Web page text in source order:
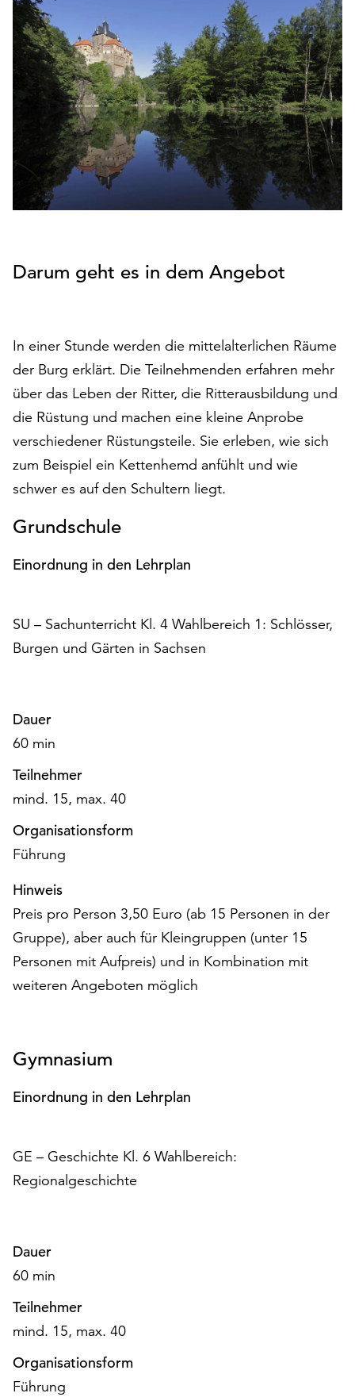
den
Betrieb
der
Seite
notwendig
sind
(funktionale
Cookies),
sowie
solche,
lediglich
Statistikzwecken
Sie
auf
„Alle
akzeptieren“,
um
alle
Cookies
akzeptieren.
Sie
können
Ihr
Einverständnis
und
widerrufen.
am
Ende
Seite
die
Schaltfläche
„Cookie-
Einstellungen“
zur
Verfügung.
Funktionale
Cookies
werden
auch
Ihr
Sie
Cookies
erreichen
über
die
„Auswählen“.
Informationen
finden
Darum geht es in dem Angebot
In einer Stunde werden die mittelalterlichen Räume
der Burg erklärt. Die Teilnehmenden erfahren mehr
über das Leben der Ritter, die Ritterausbildung und
die Rüstung und machen eine kleine Anprobe
verschiedener Rüstungsteile. Sie erleben, wie sich
zum Beispiel ein Kettenhemd anfühlt und wie
schwer es auf den Schultern liegt.
Grundschule
Einordnung in den Lehrplan
SU – Sachunterricht Kl. 4 Wahlbereich 1: Schlösser,
Burgen und Gärten in Sachsen
Dauer
60 min
Teilnehmer
mind. 15, max. 40
Organisationsform
Führung
Hinweis
Preis pro Person 3,50 Euro (ab 15 Personen in der
Gruppe), aber auch für Kleingruppen (unter 15
Personen mit Aufpreis) und in Kombination mit
weiteren Angeboten möglich
Gymnasium
Einordnung in den Lehrplan
GE – Geschichte Kl. 6 Wahlbereich:
Regionalgeschichte
Dauer
60 min
Teilnehmer
mind. 15, max. 40
Organisationsform
Führung